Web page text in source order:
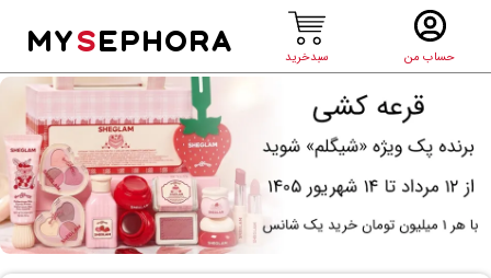
حساب من سبدخرید
MYSEPHORA